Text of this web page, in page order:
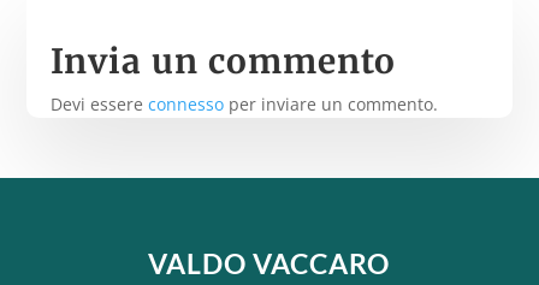
Invia un commento
Devi essereconnesso per inviare un commento.
VALDO VACCARO